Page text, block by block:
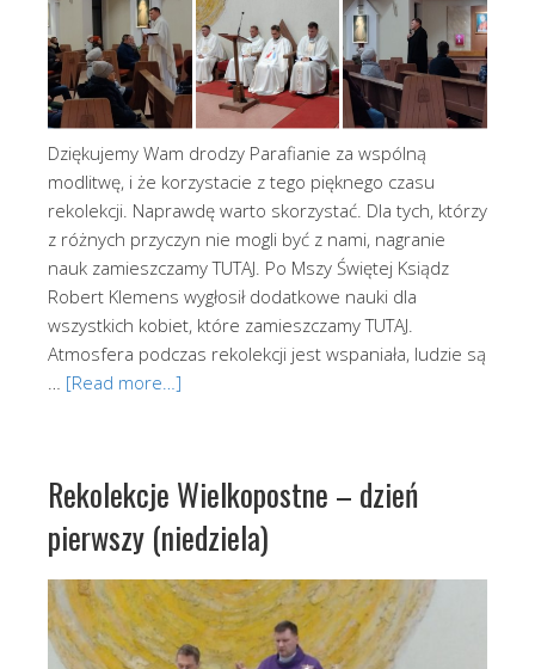
Dziękujemy Wam drodzy Parafianie za wspólną
modlitwę, i że korzystacie z tego pięknego czasu
rekolekcji. Naprawdę warto skorzystać. Dla tych, którzy
z różnych przyczyn nie mogli być z nami, nagranie
nauk zamieszczamy TUTAJ. Po Mszy Świętej Ksiądz
Robert Klemens wygłosił dodatkowe nauki dla
wszystkich kobiet, które zamieszczamy TUTAJ.
Atmosfera podczas rekolekcji jest wspaniała, ludzie są
… [Read more…]
Rekolekcje Wielkopostne – dzień
pierwszy (niedziela)